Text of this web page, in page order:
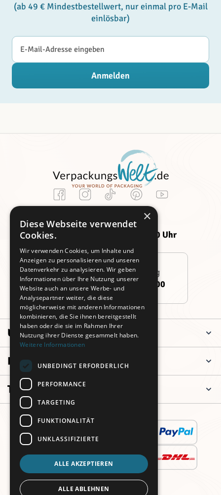
(ab 49 € Mindestbestellwert, nur einmal pro E-Mail
einlösbar)
E-Mail-Adresse
Anmelden
Kundenservice
Montag -
Donnerstag:
09:00 - 16:00 Uhr
Freitag:
09:00 - 14:00 Uhr
Persönliche Beratung
+49 (0)911 3260 6700
Unternehmen
Informationen
Top Kategorien
×
Diese Webseite verwendet
Cookies.
Wir verwenden Cookies, um Inhalte und
Anzeigen zu personalisieren und unseren
Datenverkehr zu analysieren. Wir geben
Informationen über Ihre Nutzung unserer
Website auch an unsere Werbe- und
Analysepartner weiter, die diese
möglicherweise mit anderen Informationen
kombinieren, die Sie ihnen bereitgestellt
haben oder die sie im Rahmen Ihrer
Nutzung ihrer Dienste gesammelt haben.
Weitere Informationen
UNBEDINGT ERFORDERLICH
PERFORMANCE
TARGETING
FUNKTIONALITÄT
UNKLASSIFIZIERTE
ALLE AKZEPTIEREN
ALLE ABLEHNEN